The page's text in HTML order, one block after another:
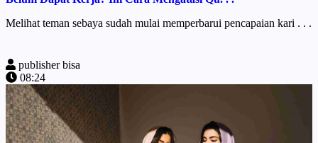
Melihat teman sebaya sudah mulai memperbarui pencapaian kari . . .
publisher bisa
08:24